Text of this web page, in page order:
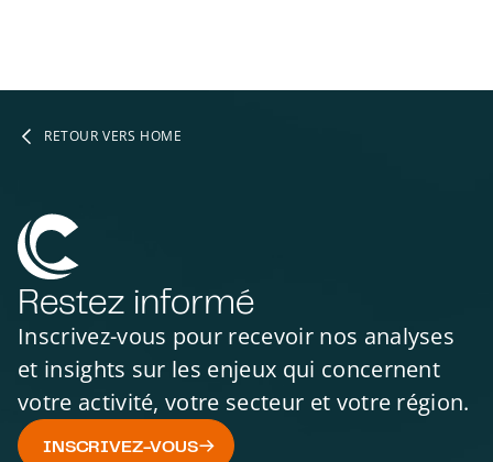
RETOUR VERS HOME
Restez informé
Inscrivez-vous pour recevoir nos analyses
et insights sur les enjeux qui concernent
votre activité, votre secteur et votre région.
INSCRIVEZ-VOUS